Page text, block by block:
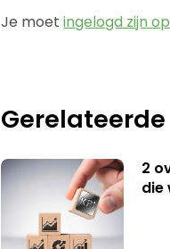
Je moetingelogd zijn op
2
die